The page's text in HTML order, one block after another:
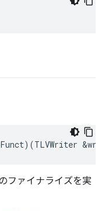
ファイナライズを実